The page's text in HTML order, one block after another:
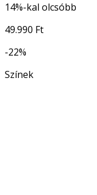
14%-kal olcsóbb
49.990 Ft
-22%
Színek